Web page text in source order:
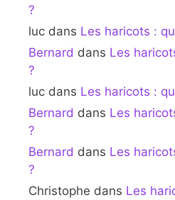
?
luc dans Les haricots :
Bernard dans Les
?
luc dans Les haricots :
Bernard dans Les
?
Bernard dans Les
?
Christophe dans Les